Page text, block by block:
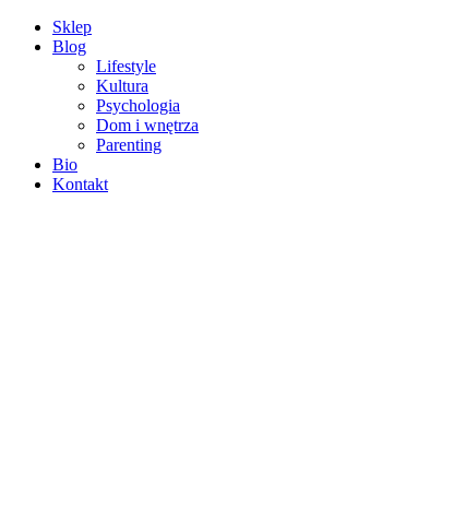
Sklep
Blog
Lifestyle
Kultura
Psychologia
Dom i wnętrza
Parenting
Bio
Kontakt